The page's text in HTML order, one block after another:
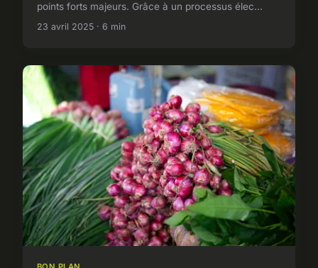
points forts majeurs. Grâce à un processus élec...
23 avril 2025 · 6 min